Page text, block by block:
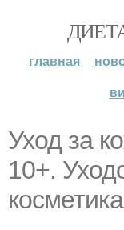
главная
Уход за
10+.
косметика